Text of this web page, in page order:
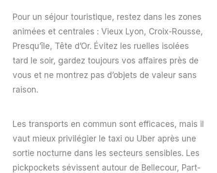
Pour un séjour touristique, restez dans les zones
animées et centrales : Vieux Lyon, Croix-Rousse,
Presqu’île, Tête d’Or. Évitez les ruelles isolées
tard le soir, gardez toujours vos affaires près de
vous et ne montrez pas d’objets de valeur sans
raison.
Les transports en commun sont efficaces, mais il
vaut mieux privilégier le taxi ou Uber après une
sortie nocturne dans les secteurs sensibles. Les
pickpockets sévissent autour de Bellecour, Part-